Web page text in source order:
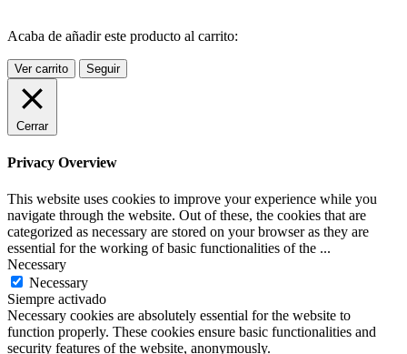
Acaba de añadir este producto al carrito:
Ver carrito Seguir
Cerrar
Privacy Overview
This website uses cookies to improve your experience while you
navigate through the website. Out of these, the cookies that are
categorized as necessary are stored on your browser as they are
essential for the working of basic functionalities of the ...
Necessary
Necessary
Siempre activado
Necessary cookies are absolutely essential for the website to
function properly. These cookies ensure basic functionalities and
security features of the website, anonymously.